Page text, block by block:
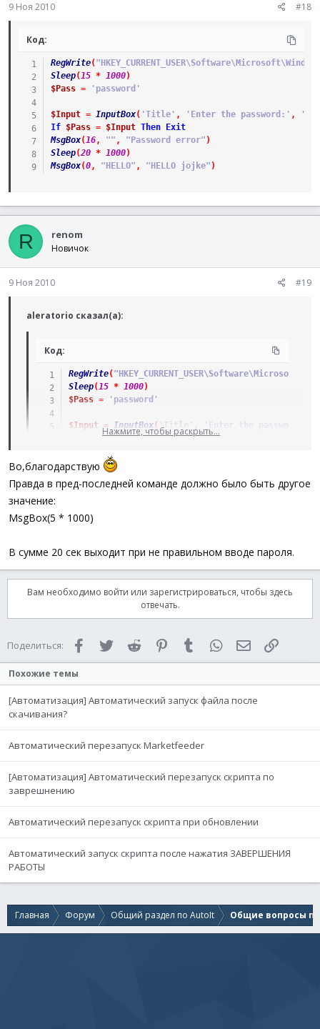
9 Ноя 2010 #18
Код:
RegWrite(
Sleep(15 * 1000)
$Pass = 'password'
$Input = InputBox( 'Title' , 'Enter the password:' ,
If
$Pass = $Input Then
Exit
MsgBox(16, "" , "Password error" )
Sleep(20 * 1000)
MsgBox(0, "HELLO" , "HELLO jojke" )
R renom
Новичок
9 Ноя 2010 #19
aleratorio сказал(а):
Код:
RegWrite(
Sleep(15 * 1000)
$Pass = 'password'
$Input = InputBox( 'Title' , 'Enter the password:'
$Pass = $Input Then Exit
Sleep(20 *
Нажмите, чтобы раскрыть...
Во,благодарствую
Правда в пред-последней команде должно было быть другое
значение:
MsgBox(5 * 1000)
В сумме 20 сек выходит при не правильном вводе пароля.
Вам необходимо войти или зарегистрироваться, чтобы здесь
отвечать.
Поделиться: FacebookTwitter Reddit PinterestTumblr WhatsAppЭлектронная
Похожие темы
[Автоматизация] Автоматический запуск файла после
скачивания?
Автоматический перезапуск Marketfeeder
[Автоматизация] Автоматический перезапуск скрипта по
заврешнению
Автоматический перезапуск скрипта при обновлении
Автоматический запуск скрипта после нажатия ЗАВЕРШЕНИЯ
РАБОТЫ
Главная Форум Общий раздел по AutoIt Общие вопросы